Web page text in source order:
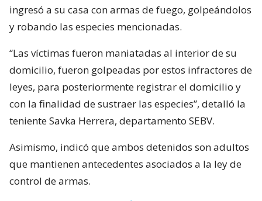
ingresó a su casa con armas de fuego, golpeándolos
y robando las especies mencionadas.
“Las víctimas fueron maniatadas al interior de su
domicilio, fueron golpeadas por estos infractores de
leyes, para posteriormente registrar el domicilio y
con la finalidad de sustraer las especies”, detalló la
teniente Savka Herrera, departamento SEBV.
Asimismo, indicó que ambos detenidos son adultos
que mantienen antecedentes asociados a la ley de
control de armas.